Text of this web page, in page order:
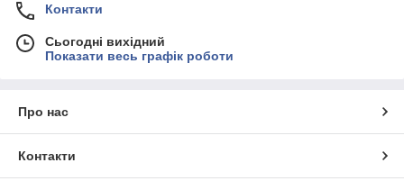
Контакти
Сьогодні вихідний
Показати весь графік роботи
Про нас
Контакти